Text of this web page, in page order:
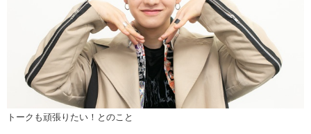
トークも頑張りたい！とのこと